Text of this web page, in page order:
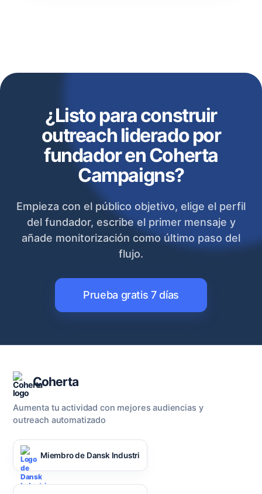
¿Listo para construir
outreach liderado por
fundador en Coherta
Campaigns?
Empieza con el público objetivo, elige el perfil
del fundador, escribe el primer mensaje y
añade monitorización como último paso del
flujo.
Prueba gratis 7 días
Coherta
Aumenta tu actividad con mejores audiencias y
outreach automatizado
Miembro de Dansk Industri